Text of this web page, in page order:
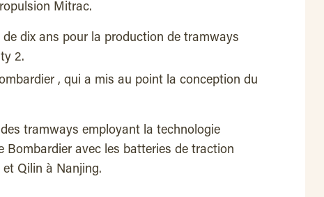
Mitrac.
de dix ans pour la production de tramways
2.
, qui a mis au point la conception du
tramways employant la technologie
Bombardier avec les batteries de traction
et Qilin à Nanjing.